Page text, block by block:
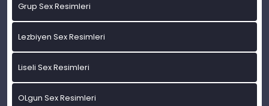
Grup Sex Resimleri
Lezbiyen Sex Resimleri
Liseli Sex Resimleri
OLgun Sex Resimleri